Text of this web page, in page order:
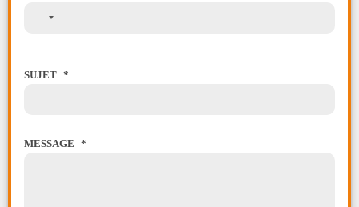
AUCUN
SUJET
MESSAGE